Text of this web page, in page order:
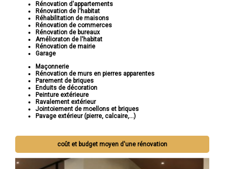
Rénovation d'appartements
Rénovation de l'habitat
Réhabilitation de maisons
Rénovation de commerces
Rénovation de bureaux
Amélioraton de l'habitat
Rénovation de mairie
Garage
Maçonnerie
Rénovation de murs en pierres apparentes
Parement de briques
Enduits de décoration
Peinture extérieure
Ravalement extérieur
Jointoiement de moellons et briques
Pavage extérieur (pierre, calcaire,...)
coût et budget moyen d'une rénovation